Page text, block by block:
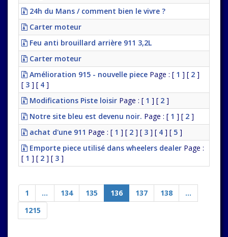
24h du Mans / comment bien le vivre ?
Carter moteur
Feu anti brouillard arrière 911 3,2L
Carter moteur
Amélioration 915 - nouvelle piece Page : [ 1 ] [ 2 ]
[ 3 ] [ 4 ]
Modifications Piste loisir Page : [ 1 ] [ 2 ]
Notre site bleu est devenu noir. Page : [ 1 ] [ 2 ]
achat d'une 911 Page : [ 1 ] [ 2 ] [ 3 ] [ 4 ] [ 5 ]
Emporte piece utilisé dans wheelers dealer Page :
[ 1 ] [ 2 ] [ 3 ]
1 ... 134 135 136 137 138
...
1215